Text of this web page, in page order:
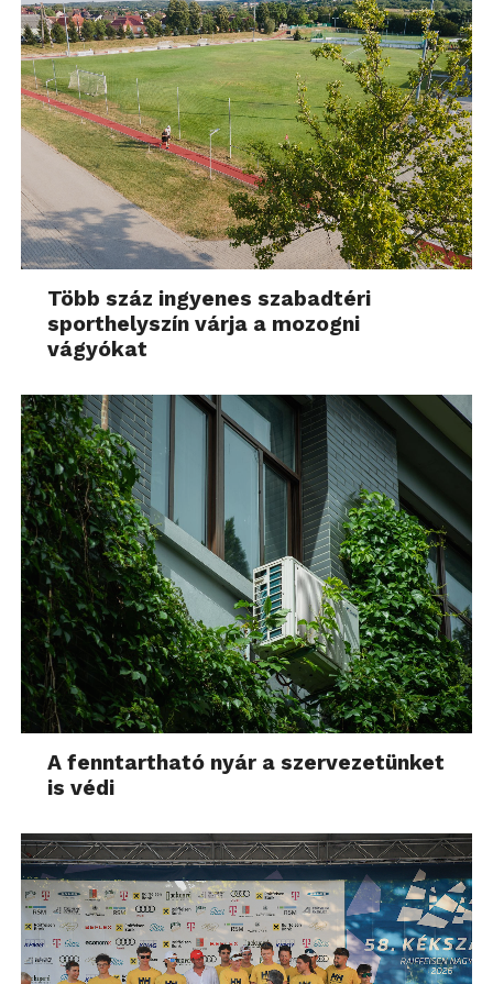
Több száz ingyenes szabadtéri
sporthelyszín várja a mozogni
vágyókat
A fenntartható nyár a szervezetünket
is védi